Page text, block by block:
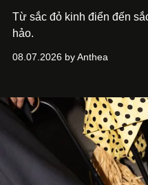
Từ sắc đỏ kinh điển đến
hảo.
08.07.2026 by Anthea